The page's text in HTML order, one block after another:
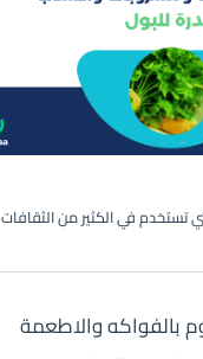
تستخدم في الكثير من الثقافات
بالفواكه والاطعمة